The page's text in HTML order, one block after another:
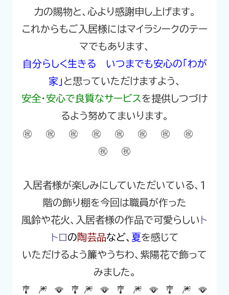
力の賜物と、心より感謝申し上げます。
これからもご入居様にはマイラシークのテー
マでもあります、
自分らしく生きる いつまでも安心の「わが
家」 と思っていただけますよう、
安全・安心で良質なサービス を提供しつづけ
るよう努めてまいります。
㊗️ ㊗️ ㊗️ ㊗️ ㊗️ ㊗️ ㊗️ ㊗️
㊗️ ㊗️
入居者様が楽しみにしていただいている、１
階の飾り棚を今回は職員が作った
風鈴や花火、入居者様の作品で可愛らしい ト
トロの陶芸品など、 夏を感じて
いただけるよう簾やうちわ、紫陽花で飾って
みました。
🎐 🎆 🪭 🎐 🎆 🪭 🎐 🎆 🪭 🎐 🎆 🪭